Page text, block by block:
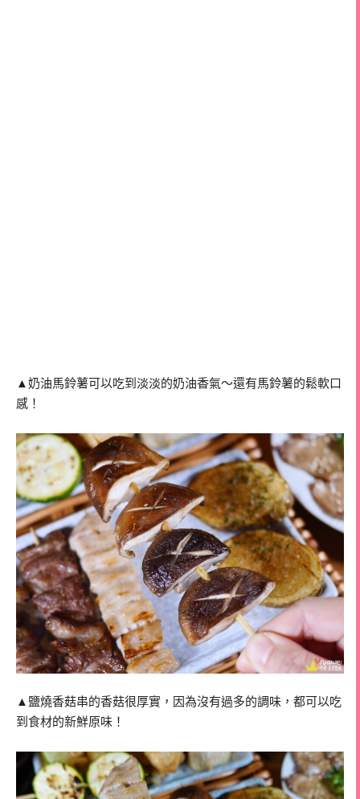
▲奶油馬鈴薯可以吃到淡淡的奶油香氣～還有馬鈴薯的鬆軟口
感！
▲鹽燒香菇串的香菇很厚實，因為沒有過多的調味，都可以吃
到食材的新鮮原味！